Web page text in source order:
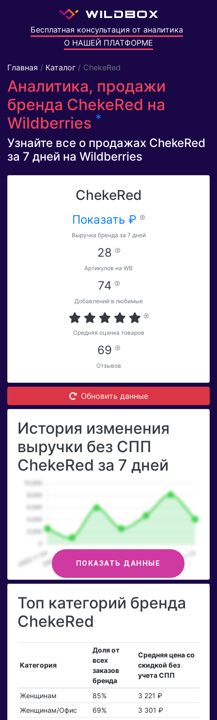
Бесплатная консультация от аналитика
О НАШЕЙ ПЛАТФОРМЕ
Главная / Каталог / ChekeRed
Аналитика, продажи
бренда ChekeRed на
Wildberries *
Узнайте все о продажах ChekeRed
за 7 дней на Wildberries
ChekeRed
Показать ₽
Выручка бренда за 7 дней
28
Артикулов на WB
74
Добавлений в любимые
Средняя оценка товаров
69
Отзывов
Обновить данные
История изменения
выручки без СПП
ChekeRed за 7 дней
ПОКАЗАТЬ ДАННЫЕ
Топ категорий бренда
ChekeRed
Категория
Доля от
всех
заказов
бренда
Средняя цена со
скидкой без
учета СПП
Женщинам 85%
3 221 ₽
Женщинам/Офис
69%
3 301 ₽